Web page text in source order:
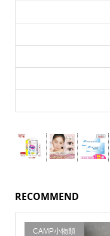
RECOMMEND
CAMP小物類